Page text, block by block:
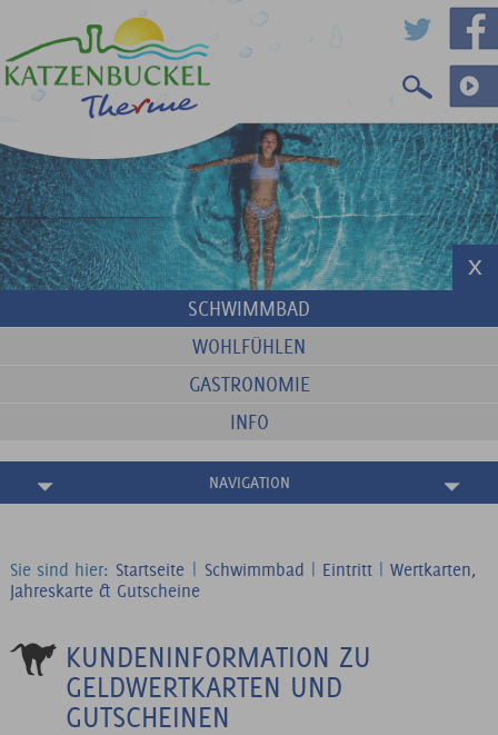
SCHWIMMBAD
WOHLFÜHLEN
GASTRONOMIE
INFO
NAVIGATION
Sie sind hier: Startseite Schwimmbad Eintritt
Wertkarten,
Jahreskarte & Gutscheine
KUNDENINFORMATION ZU
GELDWERTKARTEN UND
GUTSCHEINEN